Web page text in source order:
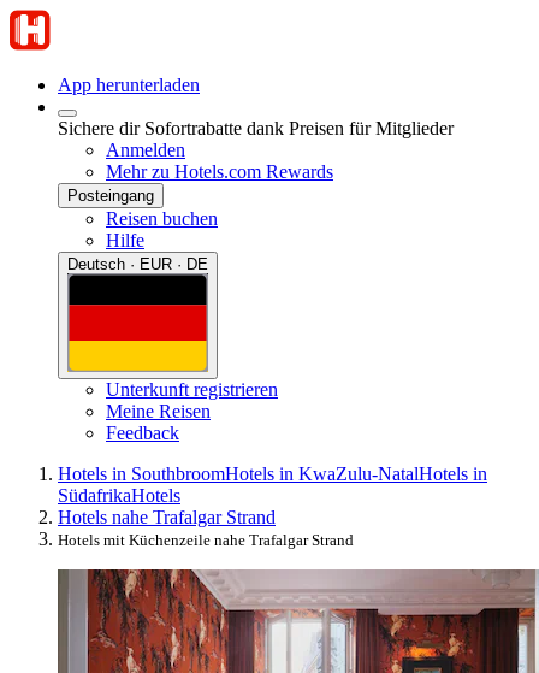
App herunterladen
Sichere dir Sofortrabatte dank Preisen für Mitglieder
Anmelden
Mehr zu Hotels.com Rewards
Posteingang
Reisen buchen
Hilfe
Deutsch · EUR · DE
Unterkunft registrieren
Meine Reisen
Feedback
Hotels in SouthbroomHotels in KwaZulu-NatalHotels in
SüdafrikaHotels
Hotels nahe Trafalgar Strand
Hotels mit Küchenzeile nahe Trafalgar Strand